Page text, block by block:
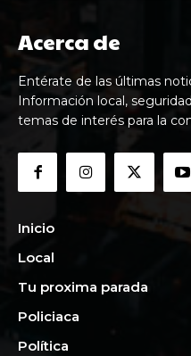
Acerca de
Entérate de las últimas
Información local,
temas de interés para la
Inicio
Local
Tu proxima parada
Policiaca
Política